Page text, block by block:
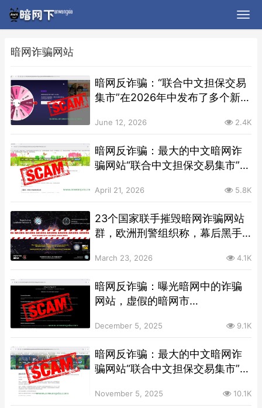
暗网诈骗网站
暗网反诈骗：“联合中文担保交易
集市”在2026年中发布了多个新的
June 12, 2026 2.4K
暗网反诈骗：最大的中文暗网诈
骗网站“联合中文担保交易集市”，
April 21, 2026 5.8K
23个国家联手摧毁暗网诈骗网站
群，欧洲刑警组织称，幕后黑手
March 23, 2026 4.1K
暗网反诈骗：曝光暗网中的诈骗
网站，虚假的暗网市
December 5, 2025 9.1K
暗网反诈骗：最大的中文暗网诈
骗网站“联合中文担保交易集市”，
November 5, 2025 10.1K